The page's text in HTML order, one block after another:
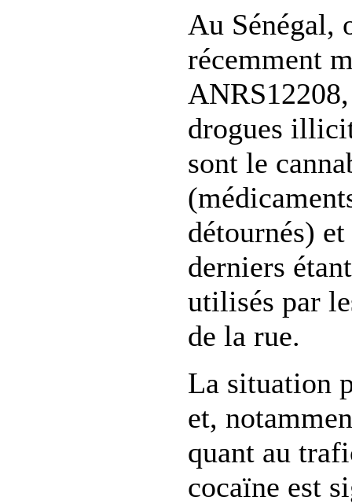
Au Sénégal,
récemment
drogues
sont le
détournés)
derniers
utilisés par
de la rue.
La situation
et,
quant au
cocaïne est